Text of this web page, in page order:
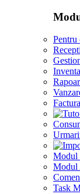
Pentru
Modul
Modul
Task